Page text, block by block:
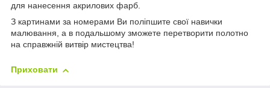
для нанесення акрилових фарб.
З картинами за номерами Ви поліпшите свої навички
малювання, а в подальшому зможете перетворити полотно
на справжній витвір мистецтва!
Приховати